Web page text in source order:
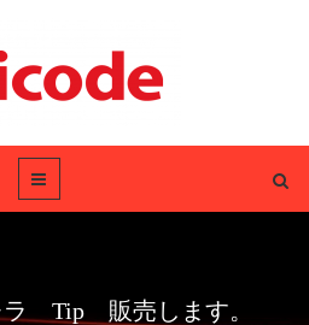
ラ Tip 販売します。